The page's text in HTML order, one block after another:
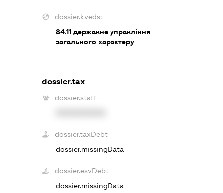
dossier.kveds:
84.11 державне управління
загального характеру
dossier.tax
dossier.staff
dossier.taxDebt
dossier.missingData
dossier.esvDebt
dossier.missingData